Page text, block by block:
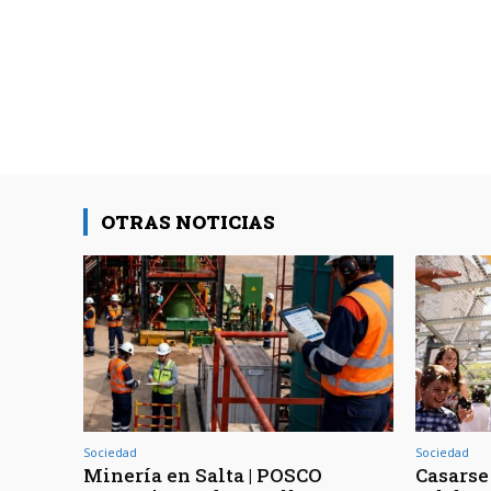
OTRAS NOTICIAS
Sociedad
Minería en Salta | POSCO
Sociedad